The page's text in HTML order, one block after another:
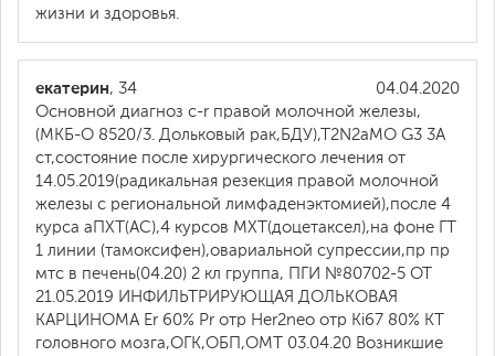
жизни и здоровья.
04.04.2020
екатерин, 34
Основной диагноз c-r правой молочной железы,
(МКБ-О 8520/3. Дольковый рак,БДУ),Т2N2aMO G3 3A
ст,состояние после хирургического лечения от
14.05.2019(радикальная резекция правой молочной
железы с региональной лимфаденэктомией),после 4
курса аПХТ(АС),4 курсов МХТ(доцетаксел),на фоне ГТ
1 линии (тамоксифен),овариальной супрессии,пр пр
мтс в печень(04.20) 2 кл группа, ПГИ №80702-5 ОТ
21.05.2019 ИНФИЛЬТРИРУЮЩАЯ ДОЛЬКОВАЯ
КАРЦИНОМА Er 60% Pr отр Her2neo отр Ki67 80% КТ
головного мозга,ОГК,ОБП,ОМТ 03.04.20 Возникшие